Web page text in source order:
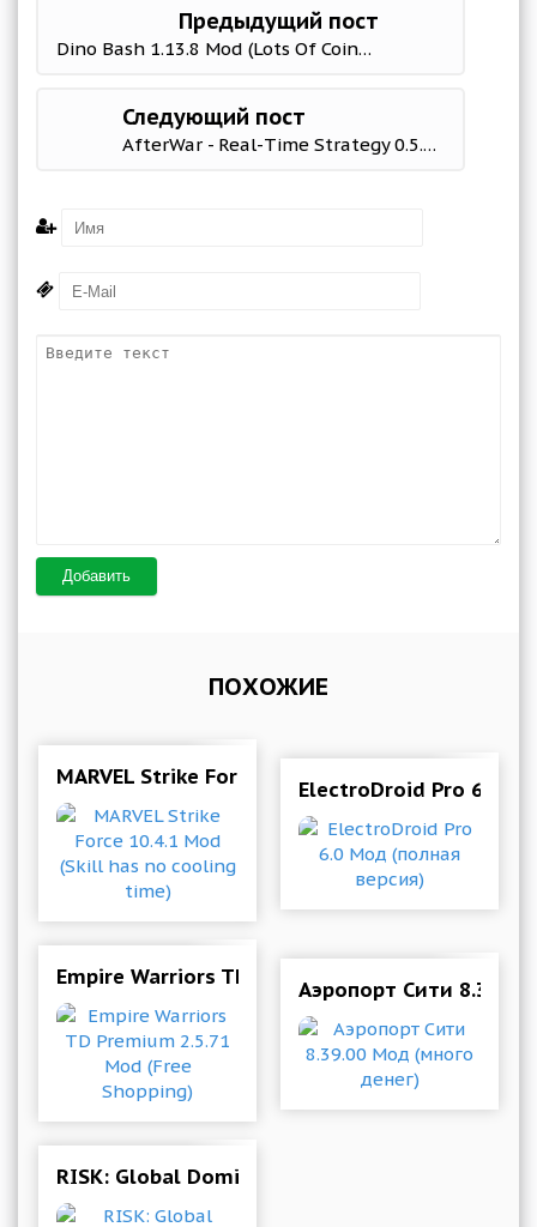
Предыдущий пост
Dino Bash 1.13.8 Mod (Lots Of Coins & More)
Следующий пост
AfterWar - Real-Time Strategy 0.5.26.3 Мод (полная версия)
Добавить
ПОХОЖИЕ
MARVEL Strike Force 10.4.1 Mod (Skill has no
ElectroDroid Pro 6.0
Empire Warriors TD Premium 2.5.71 Mod (Free
Аэропорт Сити
RISK: Global Domination 3.12.2 Mod